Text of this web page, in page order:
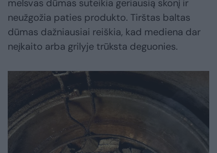
melsvas dūmas suteikia geriausią skonį ir
neužgožia paties produkto. Tirštas baltas
dūmas dažniausiai reiškia, kad mediena dar
neįkaito arba grilyje trūksta deguonies.